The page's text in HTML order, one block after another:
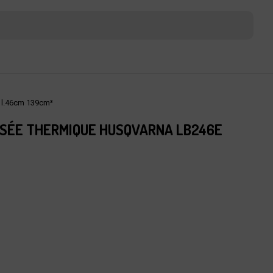
139cm³
THERMIQUE HUSQVARNA LB246E